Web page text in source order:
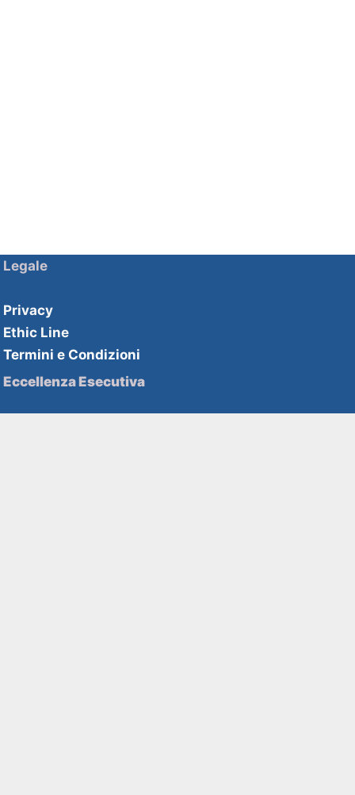
Legale
Privacy
Ethic Line
Termini e Condizioni
Eccellenza Esecutiva